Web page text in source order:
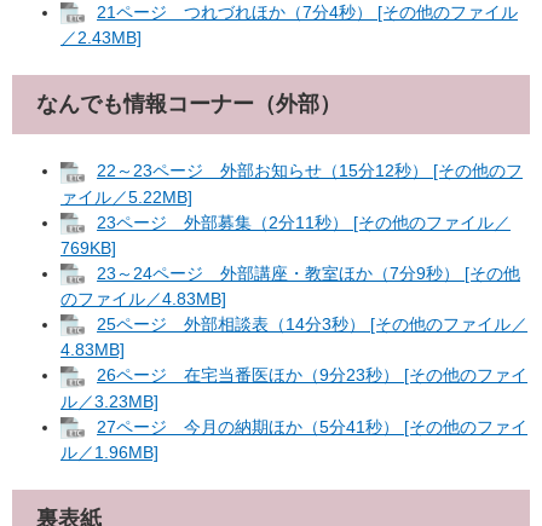
21ページ つれづれほか（7分4秒） [その他のファイル
／2.43MB]
なんでも情報コーナー（外部）
22～23ページ 外部お知らせ（15分12秒） [その他のフ
ァイル／5.22MB]
23ページ 外部募集（2分11秒） [その他のファイル／
769KB]
23～24ページ 外部講座・教室ほか（7分9秒） [その他
のファイル／4.83MB]
25ページ 外部相談表（14分3秒） [その他のファイル／
4.83MB]
26ページ 在宅当番医ほか（9分23秒） [その他のファイ
ル／3.23MB]
27ページ 今月の納期ほか（5分41秒） [その他のファイ
ル／1.96MB]
裏表紙